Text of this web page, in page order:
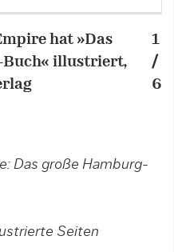
hat »Das
illustriert,
1
/
6
Das große Hamburg-
Seiten